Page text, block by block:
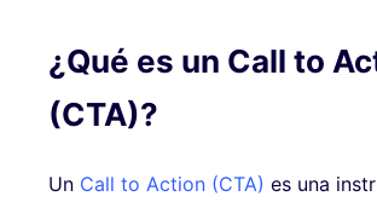
¿Qué es un Call to
(CTA)?
Un Call to Action (CTA) es una